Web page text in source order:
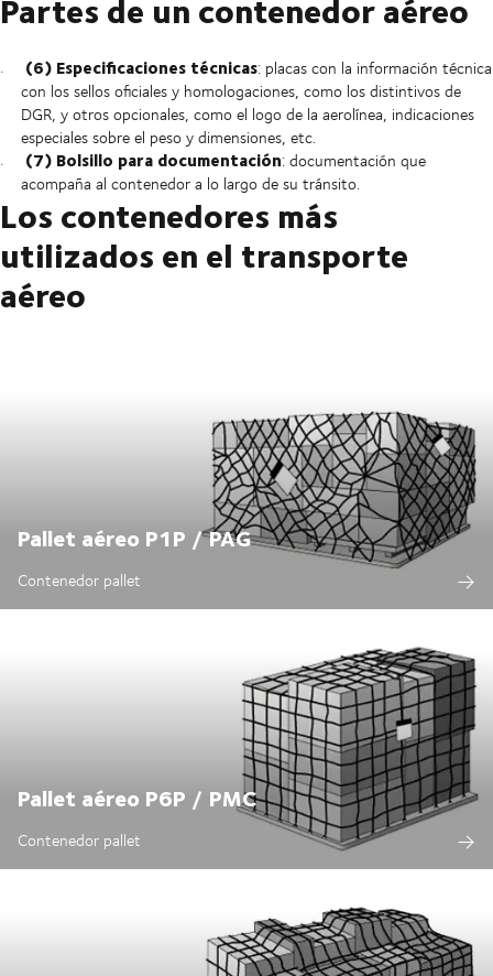
(6) Especificaciones técnicas: placas con la información técnica
con los sellos oficiales y homologaciones, como los distintivos de
DGR, y otros opcionales, como el logo de la aerolínea, indicaciones
especiales sobre el peso y dimensiones, etc.
(7) Bolsillo para documentación: documentación que
acompaña al contenedor a lo largo de su tránsito.
Los contenedores más
utilizados en el transporte
aéreo
Pallet aéreo P1P / PAG
Contenedor pallet
Pallet aéreo P6P / PMC
Contenedor pallet